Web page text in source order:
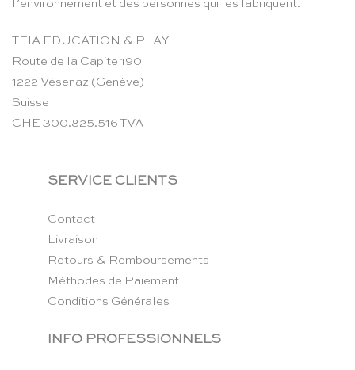
l’environnement et des personnes qui les fabriquent.
TEIA EDUCATION & PLAY
Route de la Capite 190
1222 Vésenaz (Genève)
Suisse
CHE-300.825.516 TVA
SERVICE CLIENTS
Contact
Livraison
Retours & Remboursements
Méthodes de Paiement
Conditions Générales
INFO PROFESSIONNELS